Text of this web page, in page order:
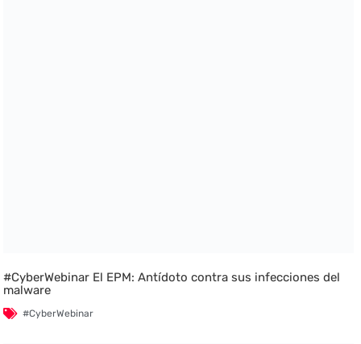
#CyberWebinar El EPM: Antídoto contra sus infecciones del
malware
#CyberWebinar